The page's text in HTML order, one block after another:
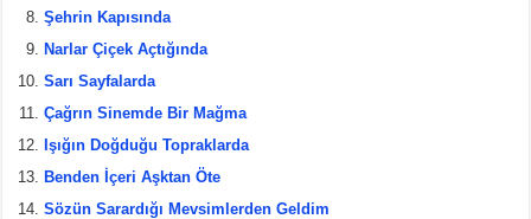
Şehrin Kapısında
Narlar Çiçek Açtığında
Sarı Sayfalarda
Çağrın Sinemde Bir Mağma
Işığın Doğduğu Topraklarda
Benden İçeri Aşktan Öte
Sözün Sarardığı Mevsimlerden Geldim